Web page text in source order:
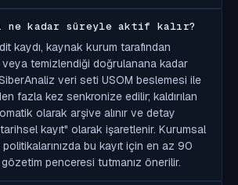
ne kadar süreyle aktif kalır?
kaydı, kaynak kurum tarafından
veya temizlendiği doğrulanana kadar
veri seti USOM beslemesi ile
fazla kez senkronize edilir; kaldırılan
olarak arşive alınır ve detay
kayıt" olarak işaretlenir. Kurumsal
bu kayıt için en az 90
penceresi tutmanız önerilir.